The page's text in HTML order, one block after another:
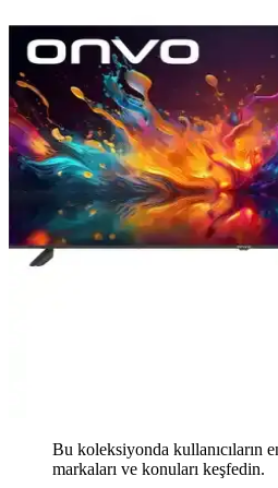
Bu koleksiyonda kullanıcıların
markaları ve konuları keşfedin.